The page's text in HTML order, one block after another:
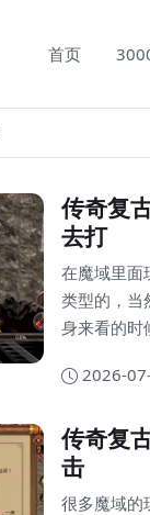
首页
传奇复
去打
在魔域里面
类型的，当
身来看的时
方面的类型
玩法是可以
2026-
传奇复
击
很多魔域的